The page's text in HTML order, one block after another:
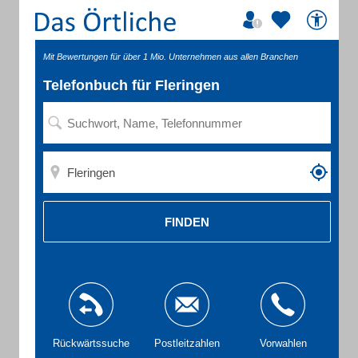
Mit Bewertungen für über 1 Mio. Unternehmen aus allen Branchen
Telefonbuch für Fleringen
FINDEN
Rückwärtssuche Postleitzahlen Vorwahlen